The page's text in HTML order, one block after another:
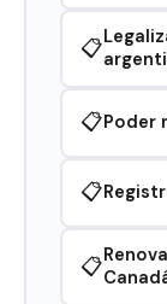
📋
📋Poder
📋
📋